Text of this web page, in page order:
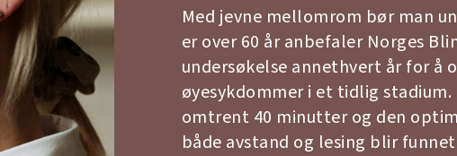
Med jevne mellomrom bør man
er over 60 år anbefaler Norges
undersøkelse annethvert år for å
øyesykdommer i et tidlig
omtrent 40 minutter og den
både avstand og lesing blir